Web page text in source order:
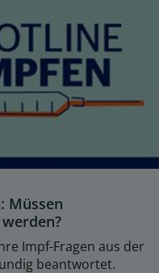
Müssen
Impf-Fragen aus der
beantwortet.